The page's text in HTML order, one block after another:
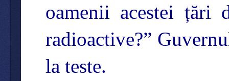
oamenii acestei țări
radioactive?”
la teste.